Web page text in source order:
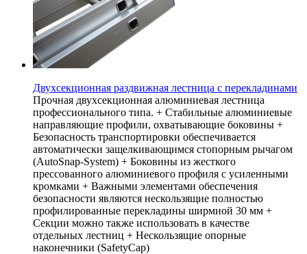
Двухсекционная раздвижная лестница с перекладинами
Прочная двухсекционная алюминиевая лестница
профессионального типа. + Стабильные алюминиевые
направляющие профили, охватывающие боковины +
Безопасность транспортировки обеспечивается
автоматически защелкивающимся стопорным рычагом
(AutoSnap-System) + Боковины из жесткого
прессованного алюминиевого профиля с усиленными
кромками + Важными элементами обеспечения
безопасности являются нескользящие полностью
профилированные перекладины ширмиой 30 мм +
Секции можно также использовать в качестве
отдельных лестниц + Нескользящие опорные
наконечники (SafetyCap)